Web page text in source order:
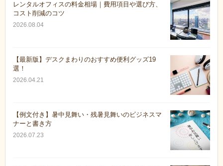
レンタルオフィスの料金相場｜費用項目や選び方、
コスト削減のコツ
2026.08.04
【最新版】デスクまわりのおすすめ便利グッズ19
選！
2026.04.21
【例文付き】暑中見舞い・残暑見舞いのビジネスマ
ナーと書き方
2026.07.23